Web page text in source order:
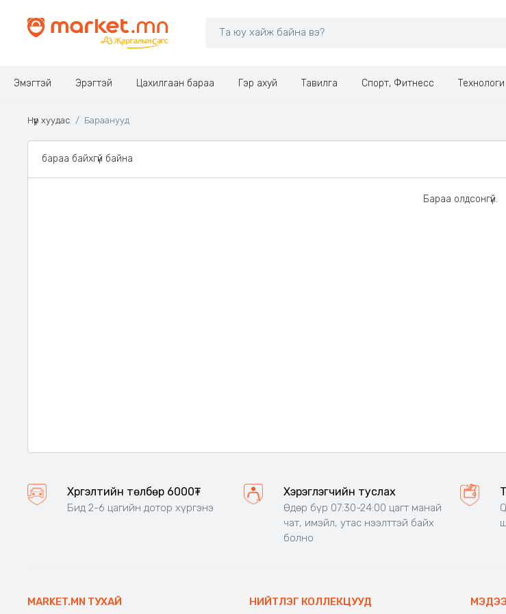
Эмэгтэй Эрэгтэй Цахилгаан бараа Гэр ахуй Тавилга Спорт, Фитнесс Технологи
Нүүр хуудас Бараанууд
бараа байхгүй байна
Бараа олдсонгүй.
Хүргэлтийн төлбөр 6000₮
Бид 2-6 цагийн дотор хүргэнэ
Хэрэглэгчийн туслах
Өдөр бүр 07:30-24:00 цагт манай
чат, имэйл, утас нээлттэй байх
болно
MARKET.MN ТУХАЙ НИЙТЛЭГ КОЛЛЕКЦУУД